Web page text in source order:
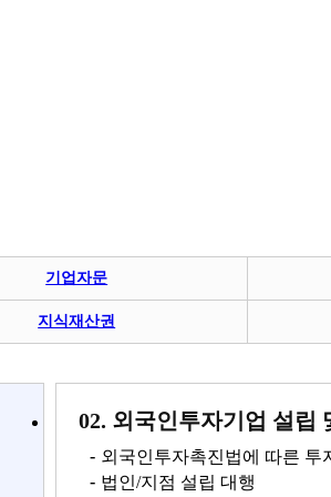
기업자문
지식재산권
02. 외국인투자기업 설립
- 외국인투자촉진법에 따른 투
- 법인/지점 설립 대행